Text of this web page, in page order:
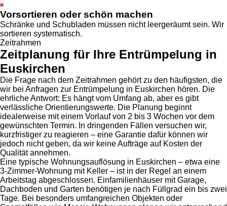
Vorsortieren oder schön machen
Schränke und Schubladen müssen nicht leergeräumt sein. Wir
sortieren systematisch.
Zeitrahmen
Zeitplanung für Ihre Entrümpelung in
Euskirchen
Die Frage nach dem Zeitrahmen gehört zu den häufigsten, die
wir bei Anfragen zur Entrümpelung in Euskirchen hören. Die
ehrliche Antwort: Es hängt vom Umfang ab, aber es gibt
verlässliche Orientierungswerte. Die Planung beginnt
idealerweise mit einem Vorlauf von 2 bis 3 Wochen vor dem
gewünschten Termin. In dringenden Fällen versuchen wir,
kurzfristiger zu reagieren – eine Garantie dafür können wir
jedoch nicht geben, da wir keine Aufträge auf Kosten der
Qualität annehmen.
Eine typische Wohnungsauflösung in Euskirchen – etwa eine
3-Zimmer-Wohnung mit Keller – ist in der Regel an einem
Arbeitstag abgeschlossen. Einfamilienhäuser mit Garage,
Dachboden und Garten benötigen je nach Füllgrad ein bis zwei
Tage. Bei besonders umfangreichen Objekten oder